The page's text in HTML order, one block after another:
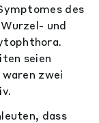
des
und
seien
zwei
dass